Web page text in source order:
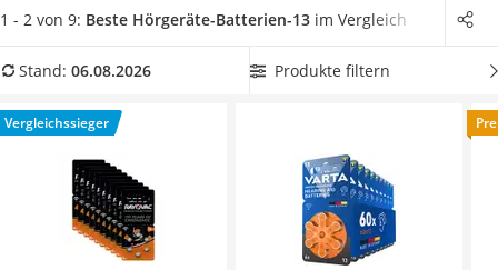
Ladekabel Typ 2 Schuko
Acer Aspire
Service
teilweise besonders langer Haltbarkeit. Wählen Sie jetzt
Laufzeit, damit Sie diese nicht so oft auswechseln müssen.
ModellRayovac sk0
1 - 2 von 9: Beste Hörgeräte-Batterien-13 im Vergleich
Stand: 06.08.2026 Produkte filtern
Vergleichssieger